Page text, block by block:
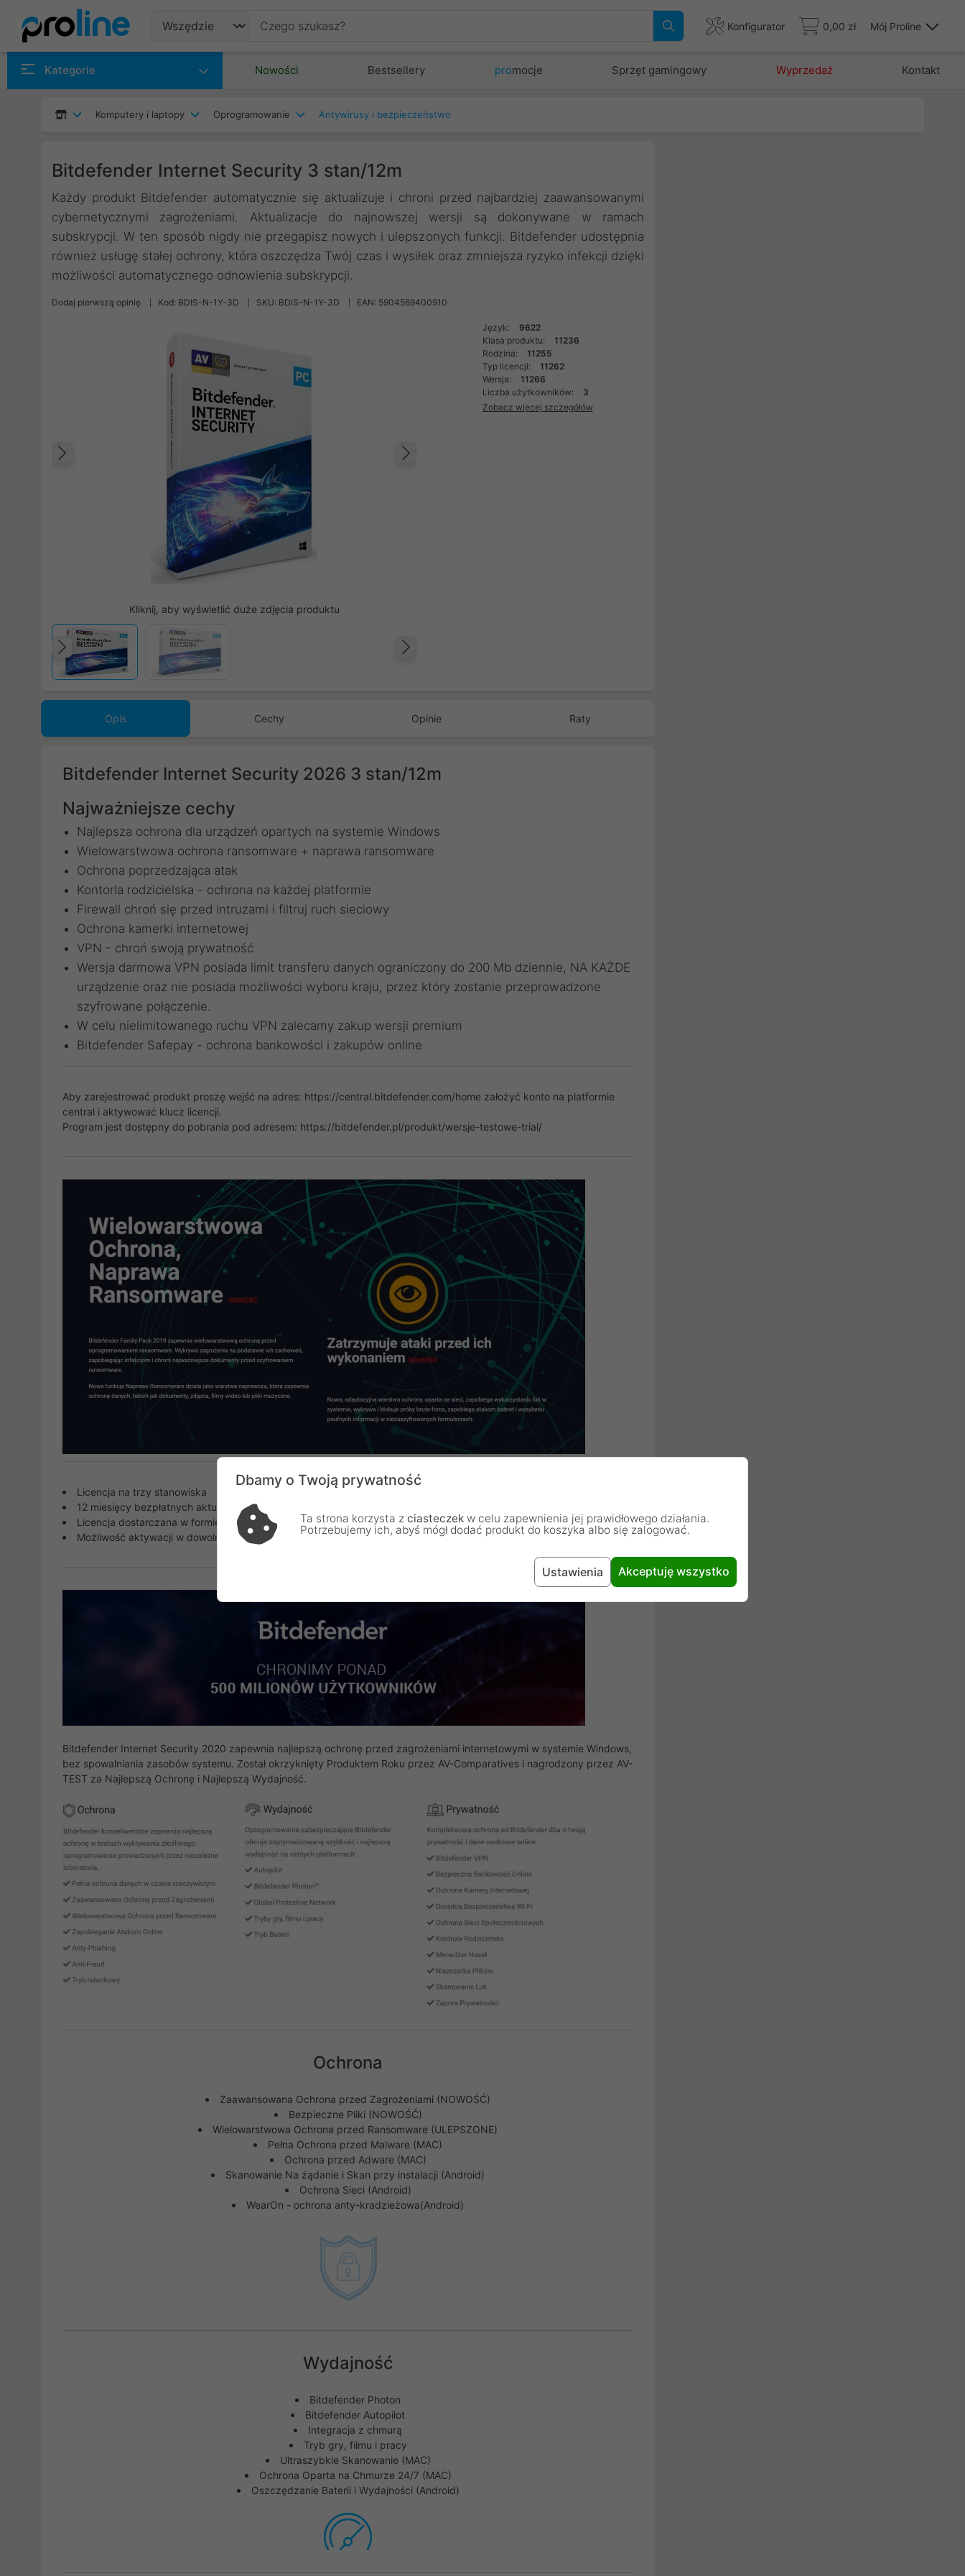
Konfigurator 0,00 zł Mój Proline
Kategorie Nowości Bestsellery promocje Sprzęt gamingowy Wyprzedaż Kontakt
Komputery i laptopy Oprogramowanie Antywirusy i bezpieczeństwo
Bitdefender Internet Security 3 stan/12m
Każdy produkt Bitdefender automatycznie się aktualizuje i chroni przed najbardziej zaawansowanymi
cybernetycznymi zagrożeniami. Aktualizacje do najnowszej wersji są dokonywane w ramach
subskrypcji. W ten sposób nigdy nie przegapisz nowych i ulepszonych funkcji. Bitdefender udostępnia
również usługę stałej ochrony, która oszczędza Twój czas i wysiłek oraz zmniejsza ryzyko infekcji dzięki
możliwości automatycznego odnowienia subskrypcji.
Dodaj pierwszą opinię Kod: BDIS-N-1Y-3D SKU: BDIS-N-1Y-3D EAN: 5904569400910
Kliknij, aby wyświetlić duże zdjęcia produktu
Poprzedni
Język:
9622
Klasa produktu:
11236
Rodzina:
11255
Typ licencji:
11262
Wersja:
11266
Liczba użytkowników:
3
Zobacz więcej szczegółów
Opis Cechy Opinie Raty
Bitdefender Internet Security 2026 3 stan/12m
Najważniejsze cechy
Najlepsza ochrona dla urządzeń opartych na systemie Windows
Wielowarstwowa ochrona ransomware + naprawa ransomware
Ochrona poprzedzająca atak
Kontorla rodzicielska - ochrona na każdej platformie
Firewall chroń się przed intruzami i filtruj ruch sieciowy
Ochrona kamerki internetowej
VPN - chroń swoją prywatność
Wersja darmowa VPN posiada limit transferu danych ograniczony do 200 Mb dziennie, NA KAŻDE
urządzenie oraz nie posiada możliwości wyboru kraju, przez który zostanie przeprowadzone
szyfrowane połączenie.
W celu nielimitowanego ruchu VPN zalecamy zakup wersji premium
Bitdefender Safepay - ochrona bankowości i zakupów online
Aby zarejestrować produkt proszę wejść na adres: https://central.bitdefender.com/home założyć konto na platformie
central i aktywować klucz licencji.
Program jest dostępny do pobrania pod adresem: https://bitdefender.pl/produkt/wersje-testowe-trial/
Licencja na trzy stanowiska
12 miesięcy bezpłatnych aktualizacji w ramach licencji
Licencja dostarczana w formie klucza do samodzielnej aktywacji
Możliwość aktywacji w dowolnym momencie od otrzymania klucza
Bitdefender Internet Security 2020 zapewnia najlepszą ochronę przed zagrożeniami internetowymi w systemie Windows,
bez spowalniania zasobów systemu. Został okrzyknięty Produktem Roku przez AV-Comparatives i nagrodzony przez AV-
TEST za Najlepszą Ochronę i Najlepszą Wydajność.
Ochrona
Zaawansowana Ochrona przed Zagrożeniami (NOWOŚĆ)
Bezpieczne Pliki (NOWOŚĆ)
Wielowarstwowa Ochrona przed Ransomware (ULEPSZONE)
Pełna Ochrona przed Malware (MAC)
Ochrona przed Adware (MAC)
Skanowanie Na żądanie i Skan przy instalacji (Android)
Ochrona Sieci (Android)
WearOn - ochrona anty-kradzieżowa(Android)
Wydajność
Bitdefender Photon
Bitdefender Autopilot
Integracja z chmurą
Tryb gry, filmu i pracy
Ultraszybkie Skanowanie (MAC)
Ochrona Oparta na Chmurze 24/7 (MAC)
Oszczędzanie Baterii i Wydajności (Android)
Dbamy o Twoją prywatność
Ta strona korzysta z ciasteczek w celu zapewnienia jej prawidłowego działania.
Potrzebujemy ich, abyś mógł dodać produkt do koszyka albo się zalogować.
Ustawienia Akceptuję wszystko